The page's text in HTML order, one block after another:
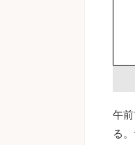
午
る